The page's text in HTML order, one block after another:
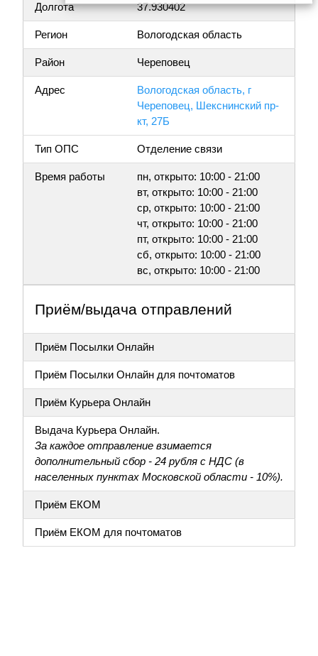
Долгота 37.930402
Регион Вологодская область
Район Череповец
Адрес
Вологодская область, г
Череповец, Шекснинский пр-
кт, 27Б
Тип ОПС Отделение связи
Время работы
пн, открыто: 10:00 - 21:00
вт, открыто: 10:00 - 21:00
ср, открыто: 10:00 - 21:00
чт, открыто: 10:00 - 21:00
пт, открыто: 10:00 - 21:00
сб, открыто: 10:00 - 21:00
вс, открыто: 10:00 - 21:00
Приём/выдача отправлений
Приём Посылки Онлайн
Приём Посылки Онлайн для почтоматов
Приём Курьера Онлайн
Выдача Курьера Онлайн.
За каждое отправление взимается
дополнительный сбор - 24 рубля с НДС (в
населенных пунктах Московской области - 10%).
Приём ЕКОМ
Приём ЕКОМ для почтоматов